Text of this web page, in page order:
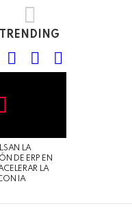
TRENDING
FOLLOWSEARCH
LA
DE ERP EN
LA
IA